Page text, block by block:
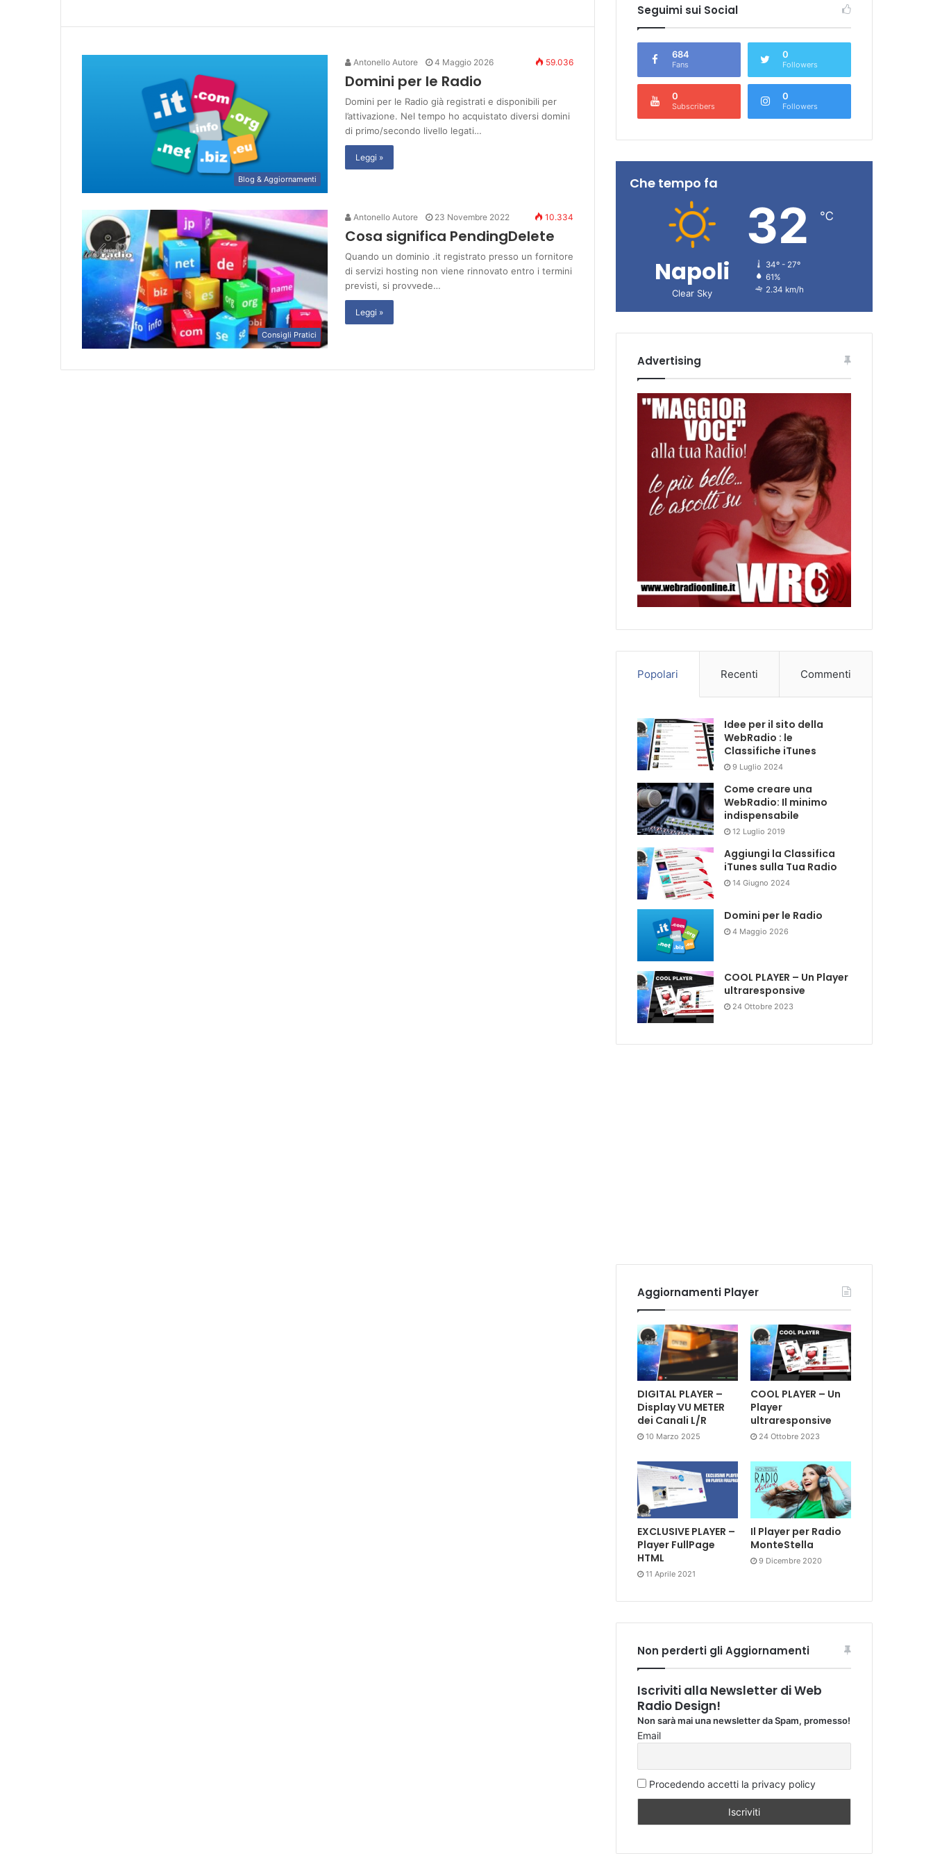
Blog & Aggiornamenti
Antonello Autore 4 Maggio 2026 59.036
Domini per le Radio
Domini per le Radio già registrati e disponibili per
l’attivazione. Nel tempo ho acquistato diversi domini
di primo/secondo livello legati…
Leggi »
Consigli Pratici
Antonello Autore 23 Novembre 2022 10.334
Cosa significa PendingDelete
Quando un dominio .it registrato presso un fornitore
di servizi hosting non viene rinnovato entro i termini
previsti, si provvede…
Leggi »
Seguimi sui Social
684
Fans
0
Followers
0
Subscribers
0
Followers
Che tempo fa
Napoli
Clear Sky
32 ℃
34º - 27º
61%
2.34 km/h
Advertising
Popolari Recenti Commenti
Idee per il sito della
WebRadio : le
Classifiche iTunes
9 Luglio 2024
Come creare una
WebRadio: Il minimo
indispensabile
12 Luglio 2019
Aggiungi la Classifica
iTunes sulla Tua Radio
14 Giugno 2024
Domini per le Radio
4 Maggio 2026
COOL PLAYER – Un Player
ultraresponsive
24 Ottobre 2023
Aggiornamenti Player
DIGITAL PLAYER –
Display VU METER
dei Canali L/R
10 Marzo 2025
COOL PLAYER – Un
Player
ultraresponsive
24 Ottobre 2023
EXCLUSIVE PLAYER –
Player FullPage
HTML
11 Aprile 2021
Il Player per Radio
MonteStella
9 Dicembre 2020
Non perderti gli Aggiornamenti
Iscriviti alla Newsletter di Web
Radio Design!
Non sarà mai una newsletter da Spam, promesso!
Email
Procedendo accetti la privacy policy